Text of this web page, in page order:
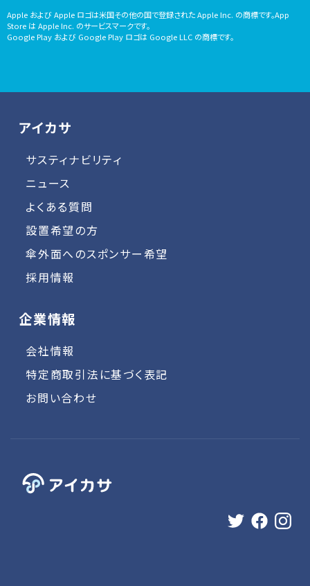
Apple および Apple ロゴは米国その他の国で登録された Apple Inc. の商標です。App
Store は Apple Inc. のサービスマークです。
Google Play および Google Play ロゴは Google LLC の商標です。
アイカサ
サスティナビリティ
ニュース
よくある質問
設置希望の方
傘外面へのスポンサー希望
採用情報
企業情報
会社情報
特定商取引法に基づく表記
お問い合わせ